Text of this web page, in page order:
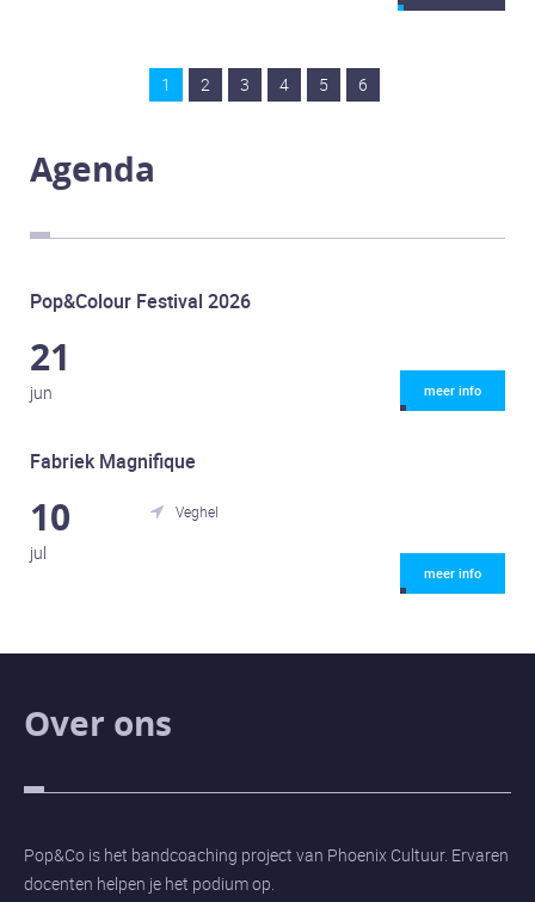
1 2 3 4 5 6
Agenda
Pop&Colour Festival 2026
21
jun meer info
Fabriek Magnifique
10
jul
 Veghel
meer info
Over ons
Pop&Co is het bandcoaching project van Phoenix Cultuur. Ervaren
docenten helpen je het podium op.